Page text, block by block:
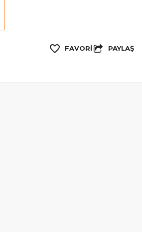
PAYLAŞ